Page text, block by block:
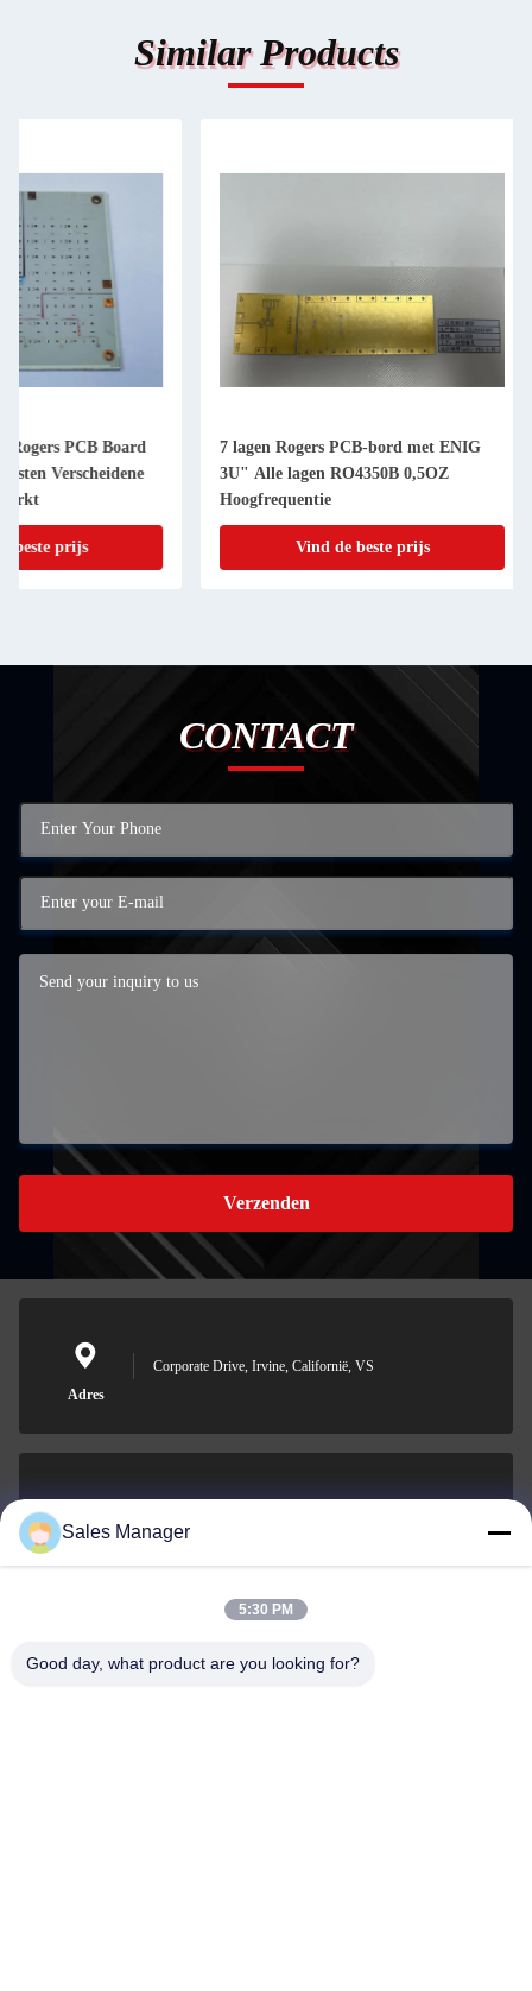
Similar Products
7 lagen Rogers PCB-bord met ENIG
3U" Alle lagen RO4350B 0,5OZ
Hoogfrequentie
8 lagen Rogers
Goudoppervlak
CONTACT
Verzenden
Adres
Corporate Drive, Irvine, Californië, VS
001-512-7443871
Sales Manager
5:30 PM
Good day, what product are you looking for?